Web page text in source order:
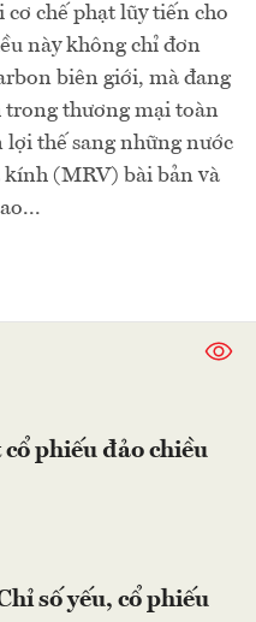
chế phạt lũy tiến cho
này không chỉ đơn
biên giới, mà đang
trong thương mại toàn
lợi thế sang những nước
(MRV) bài bản và
phiếu đảo chiều
số yếu, cổ phiếu